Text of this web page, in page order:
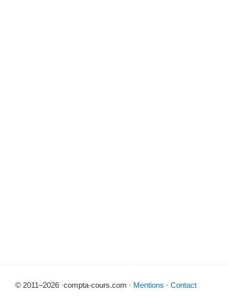
© 2011–2026 ·compta-cours.com · Mentions · Contact